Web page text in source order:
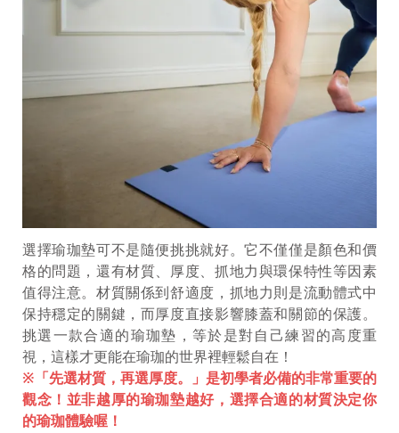
選擇瑜珈墊可不是隨便挑挑就好。它不僅僅是顏色和價
格的問題，還有材質、厚度、抓地力與環保特性等因素
值得注意。材質關係到舒適度，抓地力則是流動體式中
保持穩定的關鍵，而厚度直接影響膝蓋和關節的保護。
挑選一款合適的瑜珈墊，等於是對自己練習的高度重
視，這樣才更能在瑜珈的世界裡輕鬆自在！
※「先選材質，再選厚度。」是初學者必備的非常重要的
觀念！並非越厚的瑜珈墊越好，選擇合適的材質決定你
的瑜珈體驗喔！